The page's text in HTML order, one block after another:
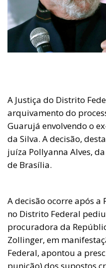
A Justiça do Distrito
arquivamento do
Guarujá envolvendo o
da Silva. A decisão,
juíza Pollyanna Alves,
de Brasília.
A decisão ocorre após
no Distrito Federal
procuradora da
Zollinger, em
Federal, apontou a